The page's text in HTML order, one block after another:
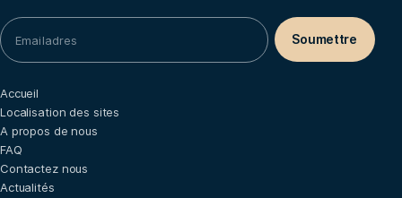
Accueil
Localisation des sites
A propos de nous
FAQ
Contactez nous
Actualités